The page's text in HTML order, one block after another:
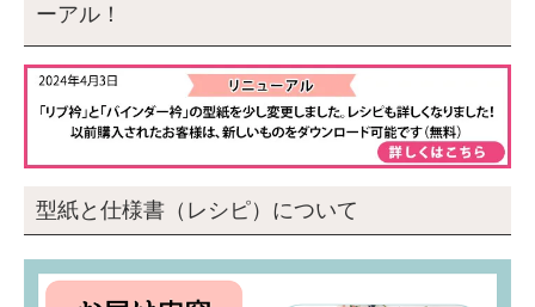
ーアル！
型紙と仕様書（レシピ）について